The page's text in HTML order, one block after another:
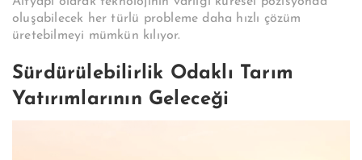
oluşabilecek her türlü probleme daha hızlı çözüm
üretebilmeyi mümkün kılıyor.
Sürdürülebilirlik Odaklı Tarım
Yatırımlarının Geleceği